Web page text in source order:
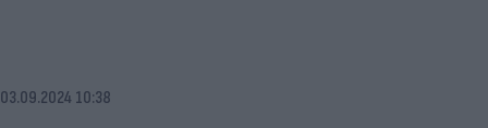
03.09.2024 10:38